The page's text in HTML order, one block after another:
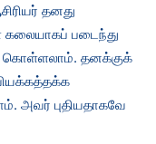
தனது
கலையாகப் படைந்து
கொள்ளலாம். தனக்குக்
அவர் புதியதாகவே